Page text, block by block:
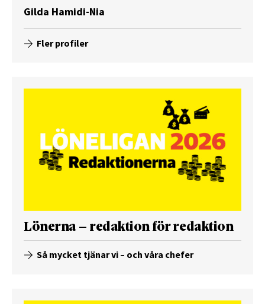
Gilda Hamidi-Nia
Fler profiler
Lönerna – redaktion för redaktion
Så mycket tjänar vi – och våra chefer